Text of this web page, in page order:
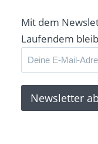
Mit dem
Laufendem